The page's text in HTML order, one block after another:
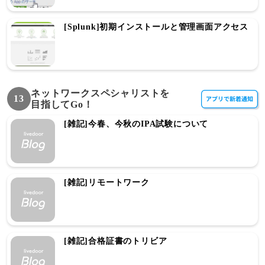
[Splunk]初期インストールと管理画面アクセス
13
ネットワークスペシャリストを
目指してGo！
[雑記]今春、今秋のIPA試験について
[雑記]リモートワーク
[雑記]合格証書のトリビア